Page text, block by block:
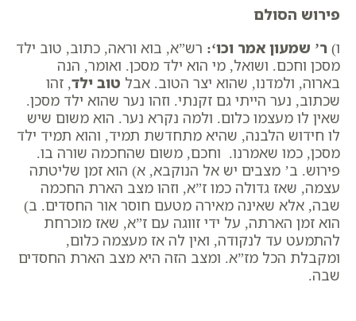
פירוש הסולם
ו) ר’ שמעון אמר וכו‘: רש”א, בוא וראה, כתוב, ​טוב ילד
מסכן וחכם. ושואל, מי הוא ילד מסכן. ואומר, הנה
בארוה, ולמדנו, שהוא יצר הטוב. אבל טוב ילד, זהו
שכתוב, ​נער הייתי גם זקנתי. וזהו נער שהוא ילד מסכן.
שאין לו מעצמו כלום. ולמה נקרא נער. הוא משום שיש
לו חידוש הלבנה, שהיא מתחדשת תמיד, והוא תמיד ילד
מסכן, כמו שאמרנו. וחכם, משום שהחכמה שורה בו.
פירוש. ב’ מצבים יש אל הנוקבא, א) הוא זמן שליטתה
עצמה, שאז גדולה כמו ז”א, וזהו מצב הארת החכמה
שבה, אלא שאינה מאירה מטעם חוסר אור החסדים. ב)
הוא זמן הארתה, על ידי זווגה עם ז”א, שאז מוכרחת
להתמעט עד לנקודה, ואין לה אז מעצמה כלום,
ומקבלת הכל מז”א. ומצב הזה היא מצב הארת החסדים
שבה.